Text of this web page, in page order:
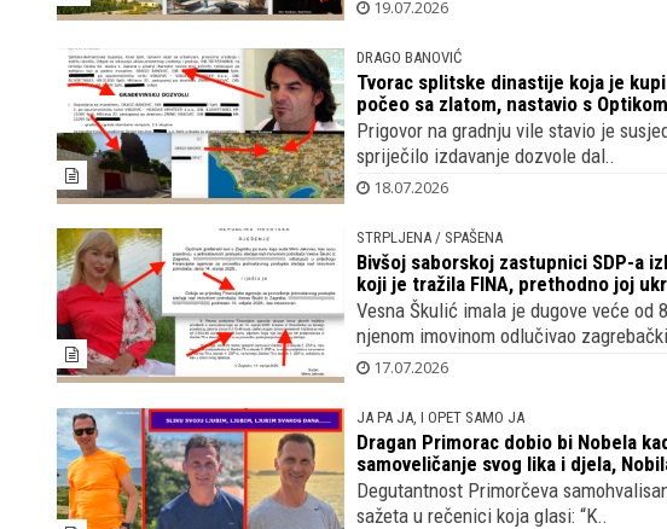
19.07.2026
DRAGO BANOVIĆ
Tvorac splitske dinastije koja je
počeo sa zlatom, nastavio s
Prigovor na gradnju vile stavio je
spriječilo izdavanje dozvole dal..
18.07.2026
STRPLJENA / SPAŠENA
Bivšoj saborskoj zastupnici SDP-a
koji je tražila FINA, prethodno joj
Vesna Škulić imala je dugove veće od
njenom imovinom odlučivao
17.07.2026
JA PA JA, I OPET SAMO JA
Dragan Primorac dobio bi Nobela
samoveličanje svog lika i djela,
Degutantnost Primorčeva
sažeta u rečenici koja glasi: “K..